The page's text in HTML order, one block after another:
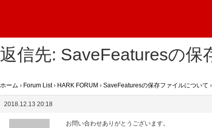
返信先: SaveFeaturesの保
ホーム › Forum List › HARK FORUM › SaveFeaturesの保存ファイルについて ›
2018.12.13 20:18
お問い合わせありがとうございます。